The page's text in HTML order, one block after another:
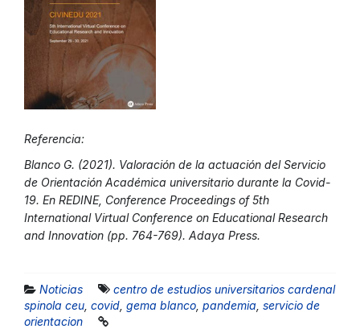
Referencia:
Blanco G. (2021). Valoración de la actuación del Servicio
de Orientación Académica universitario durante la Covid-
19. En REDINE, Conference Proceedings of 5th
International Virtual Conference on Educational Research
and Innovation (pp. 764-769). Adaya Press.
Noticias
centro de estudios universitarios cardenal
spinola ceu covid gema blanco pandemia servicio de
orientacion